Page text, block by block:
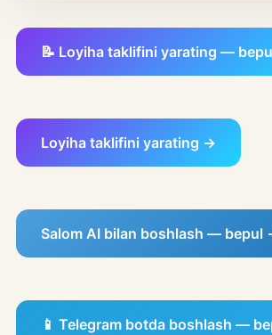
📝 Loyiha taklifini yarating —
Loyiha taklifini yarating →
Salom AI bilan boshlash — bepul
📱 Telegram botda boshlash —